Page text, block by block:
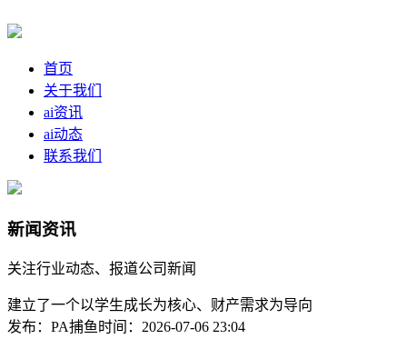
首页
关于我们
ai资讯
ai动态
联系我们
新闻资讯
关注行业动态、报道公司新闻
建立了一个以学生成长为核心、财产需求为导向
发布：PA捕鱼时间：2026-07-06 23:04